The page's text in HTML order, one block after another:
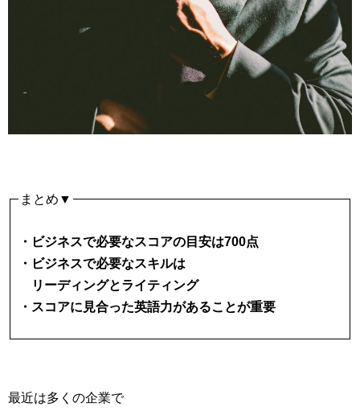
まとめ▼
・ビジネスで必要なスコアの目安は700点
・ビジネスで必要なスキルは
リーディングとライティング
・スコアに見合った英語力があることが重要
最近は多くの企業で